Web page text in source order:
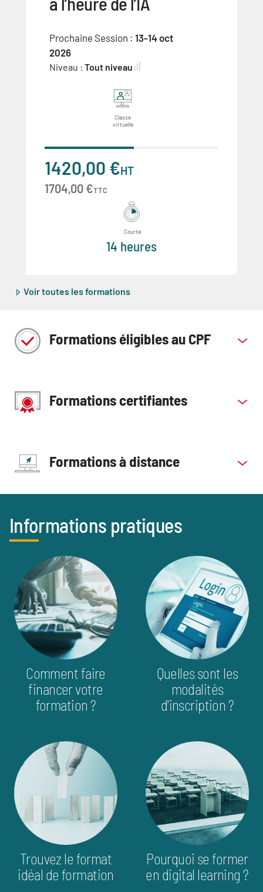
Prochaine Session : 13-14 oct
2026
Niveau : Tout niveau
Classe
virtuelle
1420,00 €HT
1704,00 €TTC
Courte
14 heures
Voir toutes les formations
Formations éligibles au CPF
Formations certifiantes
Formations à distance
Titre
Informations pratiques
info_pratique
image
Comment faire
financer votre
formation ?
image
Quelles sont les
modalités
d'inscription ?
image
Trouvez le format
idéal de formation
image
Pourquoi se former
en digital learning ?